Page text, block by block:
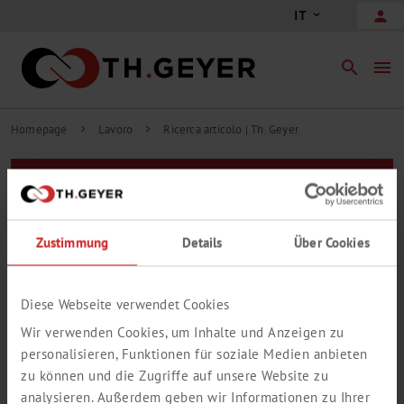
Zustimmung Details Über Cookies
Diese Webseite verwendet Cookies
Wir verwenden Cookies, um Inhalte und Anzeigen zu
personalisieren, Funktionen für soziale Medien anbieten
zu können und die Zugriffe auf unsere Website zu
analysieren. Außerdem geben wir Informationen zu Ihrer
IT person
search menu
Homepage chevron_right Lavoro chevron_right Ricerca articolo | Th. Geyer
Filtri
Website
0 Riscontro/i in 0 Gruppo/i